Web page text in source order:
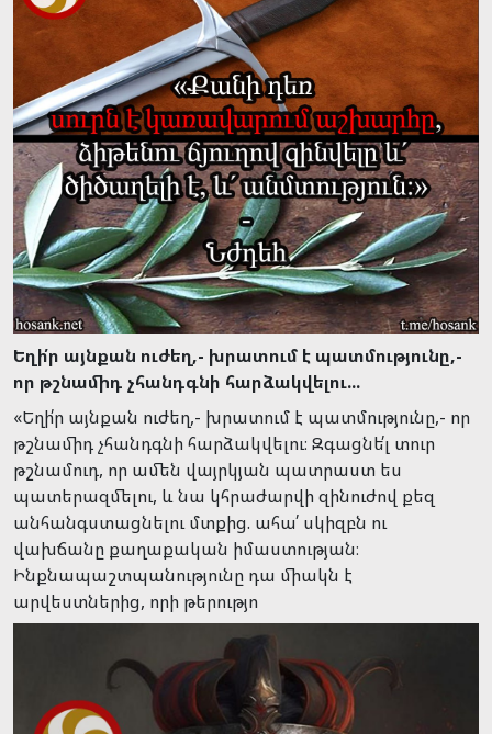
Եղի՛ր այնքան ուժեղ,- խրատում է պատմությունը,-
որ թշնամիդ չհանդգնի հարձակվելու...
«Եղի՛ր այնքան ուժեղ,- խրատում է պատմությունը,- որ
թշնամիդ չհանդգնի հարձակվելու։ Զգացնե՛լ տուր
թշնամուդ, որ ամեն վայրկյան պատրաստ ես
պատերազմելու, և նա կհրաժարվի զինուժով քեզ
անհանգստացնելու մտքից. ահա՛ սկիզբն ու
վախճանը քաղաքական իմաստության։
Ինքնապաշտպանությունը դա միակն է
արվեստներից, որի թերությո